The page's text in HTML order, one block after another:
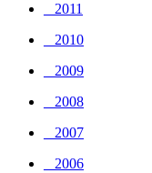
_ 2011
_ 2010
_ 2009
_ 2008
_ 2007
_ 2006